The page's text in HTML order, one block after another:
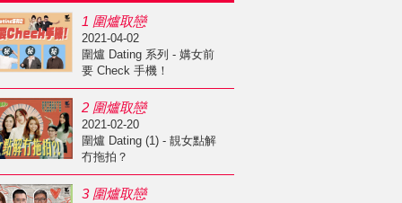
1 圍爐取戀
2021-04-02
圍爐 Dating 系列 - 媾女前
要 Check 手機！
2 圍爐取戀
2021-02-20
圍爐 Dating (1) - 靚女點解
冇拖拍？
3 圍爐取戀